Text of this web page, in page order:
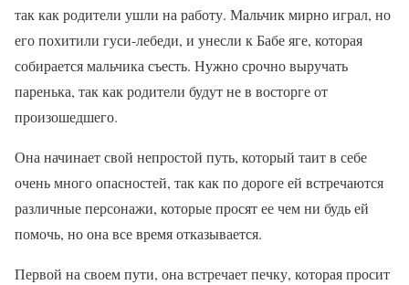
так как родители ушли на работу. Мальчик мирно играл, но
его похитили гуси-лебеди, и унесли к Бабе яге, которая
собирается мальчика съесть. Нужно срочно выручать
паренька, так как родители будут не в восторге от
произошедшего.
Она начинает свой непростой путь, который таит в себе
очень много опасностей, так как по дороге ей встречаются
различные персонажи, которые просят ее чем ни будь ей
помочь, но она все время отказывается.
Первой на своем пути, она встречает печку, которая просит